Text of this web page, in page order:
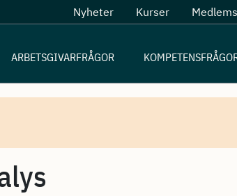
Nyheter Kurser
ARBETSGIVARFRÅGOR